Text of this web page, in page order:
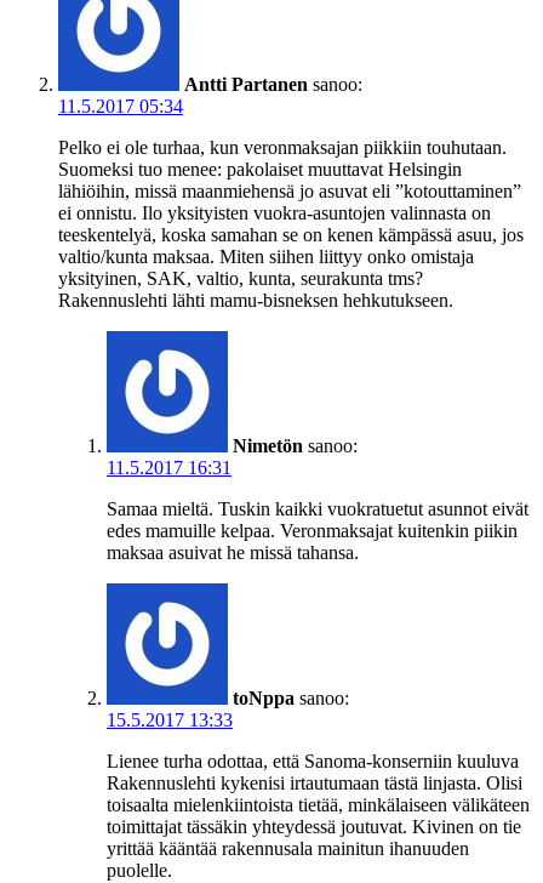
Antti Partanen sanoo:
11.5.2017 05:34
Pelko ei ole turhaa, kun veronmaksajan piikkiin touhutaan.
Suomeksi tuo menee: pakolaiset muuttavat Helsingin
lähiöihin, missä maanmiehensä jo asuvat eli ”kotouttaminen”
ei onnistu. Ilo yksityisten vuokra-asuntojen valinnasta on
teeskentelyä, koska samahan se on kenen kämpässä asuu, jos
valtio/kunta maksaa. Miten siihen liittyy onko omistaja
yksityinen, SAK, valtio, kunta, seurakunta tms?
Rakennuslehti lähti mamu-bisneksen hehkutukseen.
Nimetön sanoo:
11.5.2017 16:31
Samaa mieltä. Tuskin kaikki vuokratuetut asunnot eivät
edes mamuille kelpaa. Veronmaksajat kuitenkin piikin
maksaa asuivat he missä tahansa.
toNppa sanoo:
15.5.2017 13:33
Lienee turha odottaa, että Sanoma-konserniin kuuluva
Rakennuslehti kykenisi irtautumaan tästä linjasta. Olisi
toisaalta mielenkiintoista tietää, minkälaiseen välikäteen
toimittajat tässäkin yhteydessä joutuvat. Kivinen on tie
yrittää kääntää rakennusala mainitun ihanuuden
puolelle.